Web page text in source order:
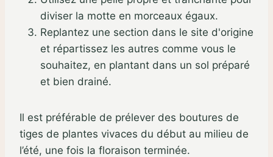
diviser la motte en morceaux égaux.
Replantez une section dans le site d'origine
et répartissez les autres comme vous le
souhaitez, en plantant dans un sol préparé
et bien drainé.
Il est préférable de prélever des boutures de
tiges de plantes vivaces du début au milieu de
l’été, une fois la floraison terminée.